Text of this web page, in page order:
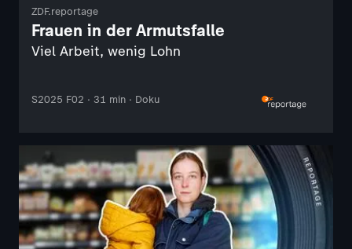
ZDF.reportage
Frauen in der Armutsfalle
Viel Arbeit, wenig Lohn
S2025 F02 · 31 min · Doku